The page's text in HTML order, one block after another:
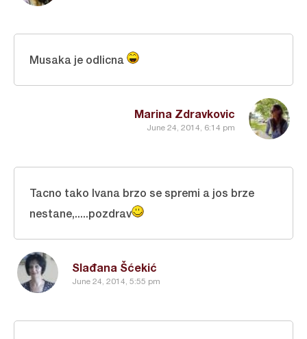
Marina Zdravkovic
June 24, 2014, 6:14 pm
Musaka je odlicna
Slađana Šćekić
June 24, 2014, 5:55 pm
Tacno tako Ivana brzo se spremi a jos brze
nestane,.....pozdrav